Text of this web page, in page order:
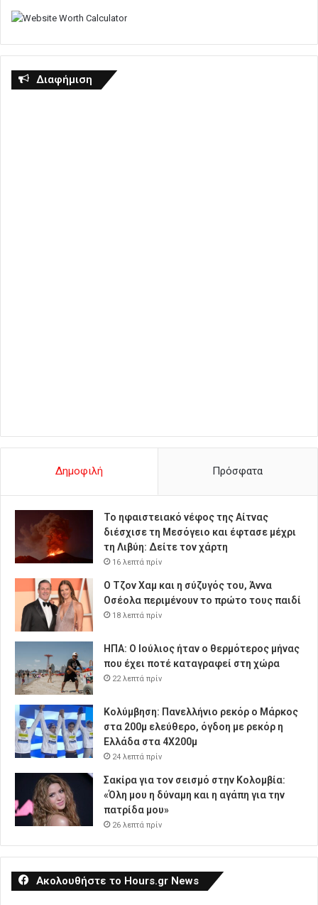
Διαφήμιση
Δημοφιλή Πρόσφατα
Το ηφαιστειακό νέφος της Αίτνας
διέσχισε τη Μεσόγειο και έφτασε μέχρι
τη Λιβύη: Δείτε τον χάρτη
16 λεπτά πρίν
Ο Τζον Χαμ και η σύζυγός του, Άννα
Οσέολα περιμένουν το πρώτο τους παιδί
18 λεπτά πρίν
ΗΠΑ: Ο Ιούλιος ήταν ο θερμότερος μήνας
που έχει ποτέ καταγραφεί στη χώρα
22 λεπτά πρίν
Κολύμβηση: Πανελλήνιο ρεκόρ ο Μάρκος
στα 200μ ελεύθερο, όγδοη με ρεκόρ η
Ελλάδα στα 4Χ200μ
24 λεπτά πρίν
Σακίρα για τον σεισμό στην Κολομβία:
«Όλη μου η δύναμη και η αγάπη για την
πατρίδα μου»
26 λεπτά πρίν
Ακολουθήστε το Hours.gr News